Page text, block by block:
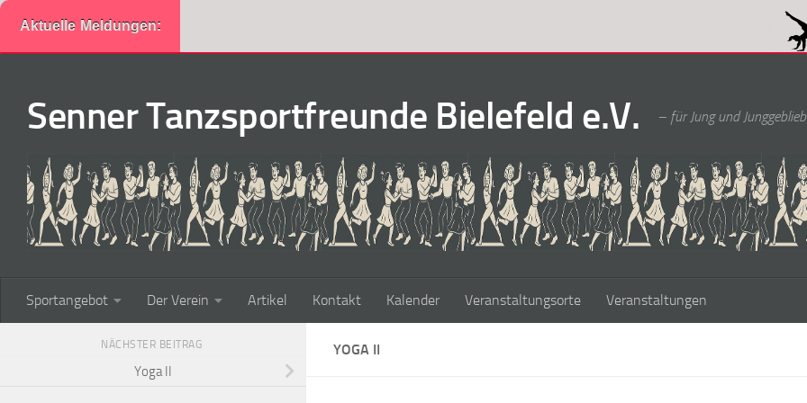
Aktuelle Meldungen:
Senner Tanzsportfreunde Bielefeld e.V. – für Jung und
Sportangebot Der Verein Artikel Kontakt Kalender Veranstaltungsorte Veranstaltungen
YOGA II
NÄCHSTER BEITRAG
Yoga II